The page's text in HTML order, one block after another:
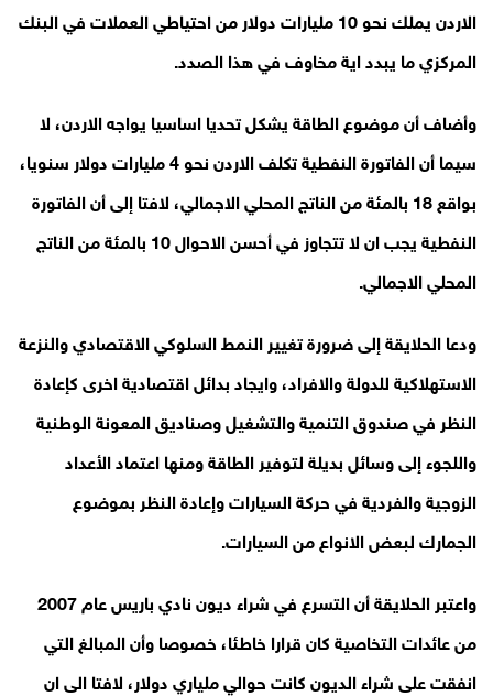
الاردن يملك نحو 10 مليارات دولار من احتياطي العملات في البنك
المركزي ما يبدد اية مخاوف في هذا الصدد.
وأضاف أن موضوع الطاقة يشكل تحديا اساسيا يواجه الاردن، لا
سيما أن الفاتورة النفطية تكلف الاردن نحو 4 مليارات دولار سنويا،
بواقع 18 بالمئة من الناتج المحلي الاجمالي، لافتا إلى أن الفاتورة
النفطية يجب ان لا تتجاوز في أحسن الاحوال 10 بالمئة من الناتج
المحلي الاجمالي.
ودعا الحلايقة إلى ضرورة تغيير النمط السلوكي الاقتصادي والنزعة
الاستهلاكية للدولة والافراد، وايجاد بدائل اقتصادية اخرى كإعادة
النظر في صندوق التنمية والتشغيل وصناديق المعونة الوطنية
واللجوء إلى وسائل بديلة لتوفير الطاقة ومنها اعتماد الأعداد
الزوجية والفردية في حركة السيارات وإعادة النظر بموضوع
الجمارك لبعض الانواع من السيارات.
واعتبر الحلايقة أن التسرع في شراء ديون نادي باريس عام 2007
من عائدات التخاصية كان قرارا خاطئا، خصوصا وأن المبالغ التي
انفقت على شراء الديون كانت حوالي ملياري دولار، لافتا الى ان